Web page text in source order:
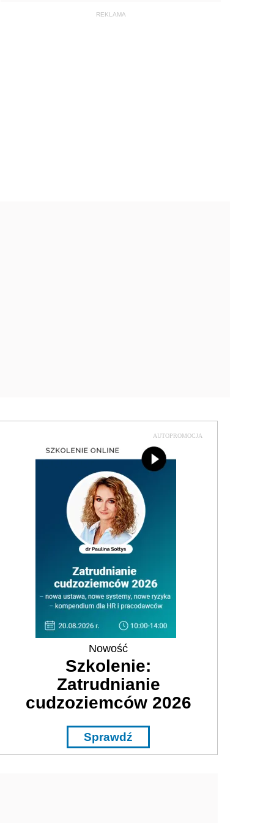
AUTOPROMOCJA
Nowość
Szkolenie:
Zatrudnianie
cudzoziemców 2026
Sprawdź